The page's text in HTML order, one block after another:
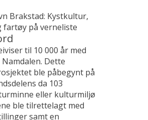
Brakstad: Kystkultur,
på verneliste
til 10 000 år med
Dette
ble påbegynt på
da 103
eller kulturmiljø
ble tilrettelagt med
samt en